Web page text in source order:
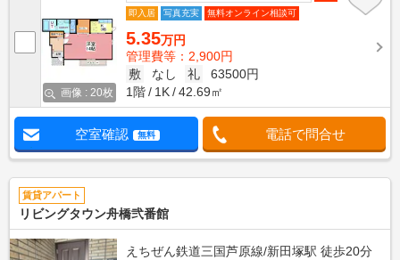
画像 : 20枚
即入居
写真充実 無料オンライン相談可
5.35万円
管理費等：2,900円
敷
なし 礼
63500円
1階
1K 42.69㎡
空室確認 無料 電話で問合せ
賃貸アパート
リビングタウン舟橋弐番館
えちぜん鉄道三国芦原線/新田塚駅 徒歩20分